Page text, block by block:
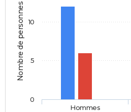
Nombre de personnes
Hommes
0
5
10